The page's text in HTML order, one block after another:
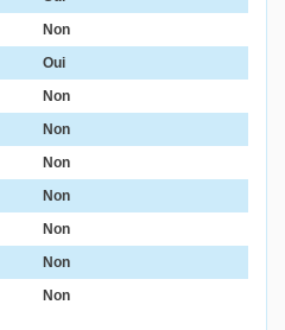
Non
Oui
Non
Non
Non
Non
Non
Non
Non